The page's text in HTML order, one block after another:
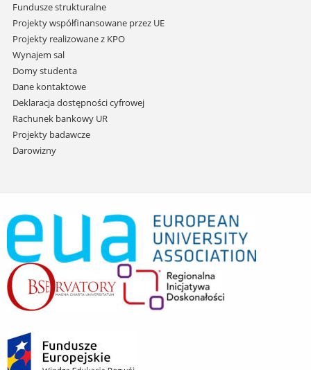
Fundusze strukturalne
Projekty współfinansowane przez UE
Projekty realizowane z KPO
Wynajem sal
Domy studenta
Dane kontaktowe
Deklaracja dostępności cyfrowej
Rachunek bankowy UR
Projekty badawcze
Darowizny